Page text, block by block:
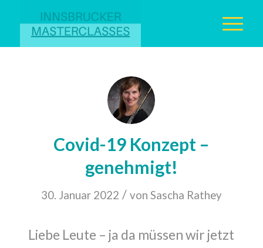
Covid-19 Konzept –
genehmigt!
30. Januar 2022 / von Sascha Rathey
Liebe Leute – ja da müssen wir jetzt